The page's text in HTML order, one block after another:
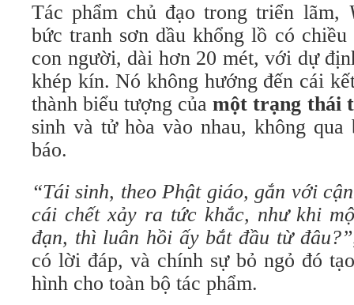
Tác phẩm chủ đạo trong triển lãm,
bức tranh sơn dầu khổng lồ có
con người, dài hơn 20 mét, với dự
khép kín. Nó không hướng đến cái
thành biểu tượng củamột trạng thái
sinh và tử hòa vào nhau, không qua
báo.
“Tái sinh, theo Phật giáo, gắn với
cái chết xảy ra tức khắc, như khi
đạn, thì luân hồi ấy bắt đầu từ đâu?”
có lời đáp, và chính sự bỏ ngỏ đó
hình cho toàn bộ tác phẩm.